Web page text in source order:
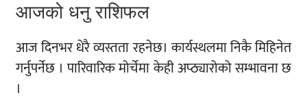
आजको धनु राशिफल
आज दिनभर धेरै व्यस्तता रहनेछ। कार्यस्थलमा निकै मिहिनेत
गर्नुपर्नेछ । पारिवारिक मोर्चेमा केही अप्ठ्यारोको सम्भावना छ
।